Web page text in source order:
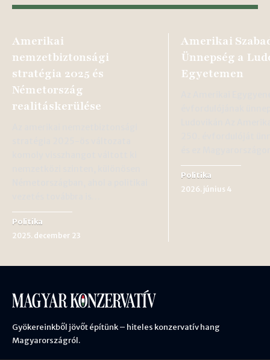
Amerikai
nemzetbiztonsági
stratégia 2025 és
Németország
realitáskerülése
Politika
2025. december 23
Amerikai
Ünnepség a
Egyetemen
Politika
2026. június 4
Gyökereinkből jövőt építünk – hiteles konzervatív hang
Magyarországról.